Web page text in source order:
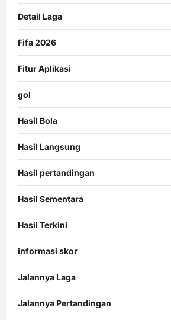
Detail Laga
Fifa 2026
Fitur Aplikasi
gol
Hasil Bola
Hasil Langsung
Hasil pertandingan
Hasil Sementara
Hasil Terkini
informasi skor
Jalannya Laga
Jalannya Pertandingan